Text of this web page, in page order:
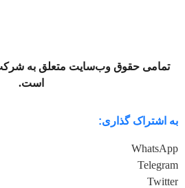
تمامی حقوق وب‌سایت متعلق به
است.
به اشتراک گذاری:
WhatsApp
Telegram
Twitter